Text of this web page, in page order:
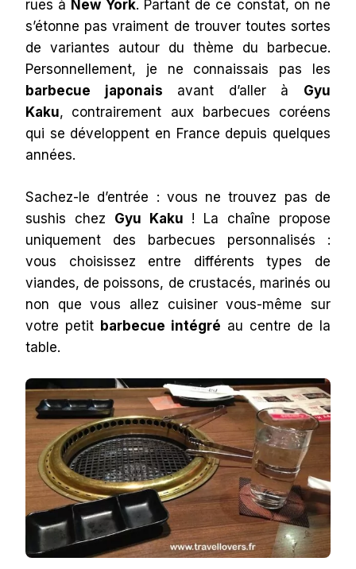
rues à New York. Partant de ce constat, on ne
s’étonne pas vraiment de trouver toutes sortes
de variantes autour du thème du barbecue.
Personnellement, je ne connaissais pas les
barbecue japonais avant d’aller à Gyu
Kaku, contrairement aux barbecues coréens
qui se développent en France depuis quelques
années.
Sachez-le d’entrée : vous ne trouvez pas de
sushis chez Gyu Kaku ! La chaîne propose
uniquement des barbecues personnalisés :
vous choisissez entre différents types de
viandes, de poissons, de crustacés, marinés ou
non que vous allez cuisiner vous-même sur
votre petit barbecue intégré au centre de la
table.